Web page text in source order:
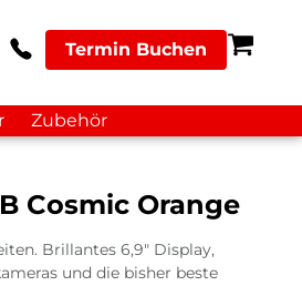
Termin Buchen
Zubehör
Cosmic Orange
Brillantes 6,9″ Display,
und die bisher beste